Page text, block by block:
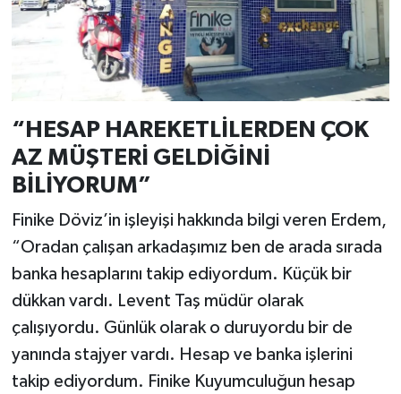
“HESAP HAREKETLİLERDEN ÇOK
AZ MÜŞTERİ GELDİĞİNİ
BİLİYORUM”
Finike Döviz’in işleyişi hakkında bilgi veren Erdem,
“Oradan çalışan arkadaşımız ben de arada sırada
banka hesaplarını takip ediyordum. Küçük bir
dükkan vardı. Levent Taş müdür olarak
çalışıyordu. Günlük olarak o duruyordu bir de
yanında stajyer vardı. Hesap ve banka işlerini
takip ediyordum. Finike Kuyumculuğun hesap